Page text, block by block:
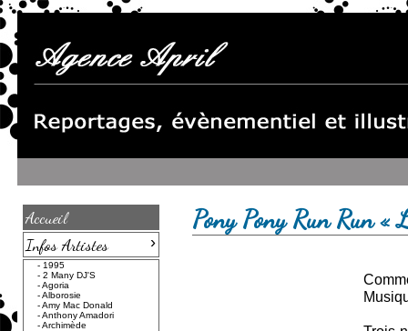
Accueil
Infos Artistes
›
- 1995
- 2 Many DJ'S
-Agoria
-Alborosie
-Amy Mac Donald
-Anthony Amadori
-Archimède
Pony Pony Run Run «